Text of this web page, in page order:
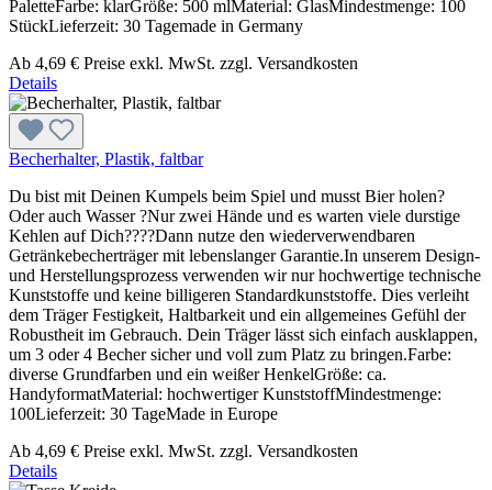
PaletteFarbe: klarGröße: 500 mlMaterial: GlasMindestmenge: 100
StückLieferzeit: 30 Tagemade in Germany
Ab 4,69 € Preise exkl. MwSt. zzgl. Versandkosten
Details
Becherhalter, Plastik, faltbar
Du bist mit Deinen Kumpels beim Spiel und musst Bier holen?
Oder auch Wasser ?Nur zwei Hände und es warten viele durstige
Kehlen auf Dich????Dann nutze den wiederverwendbaren
Getränkebecherträger mit lebenslanger Garantie.In unserem Design-
und Herstellungsprozess verwenden wir nur hochwertige technische
Kunststoffe und keine billigeren Standardkunststoffe. Dies verleiht
dem Träger Festigkeit, Haltbarkeit und ein allgemeines Gefühl der
Robustheit im Gebrauch. Dein Träger lässt sich einfach ausklappen,
um 3 oder 4 Becher sicher und voll zum Platz zu bringen.Farbe:
diverse Grundfarben und ein weißer HenkelGröße: ca.
HandyformatMaterial: hochwertiger KunststoffMindestmenge:
100Lieferzeit: 30 TageMade in Europe
Ab 4,69 € Preise exkl. MwSt. zzgl. Versandkosten
Details